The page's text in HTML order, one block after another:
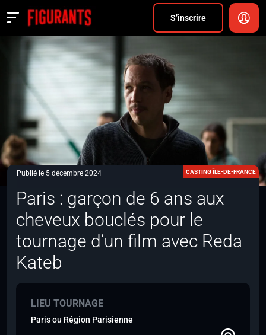
S’inscrire
Actualités
ANNONCER
S’inscrire
CONNEXION
Publié le 5 décembre 2024 CASTING ÎLE-DE-FRANCE
Paris : garçon de 6 ans aux
cheveux bouclés pour le
tournage d’un film avec Reda
Kateb
LIEU TOURNAGE
Paris ou Région Parisienne